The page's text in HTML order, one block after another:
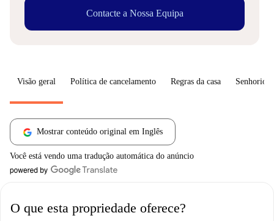
Contacte a Nossa Equipa
Visão geral Política de cancelamento Regras da casa Senhorio
Mostrar conteúdo original em Inglês
Você está vendo uma tradução automática do anúncio
O que esta propriedade oferece?